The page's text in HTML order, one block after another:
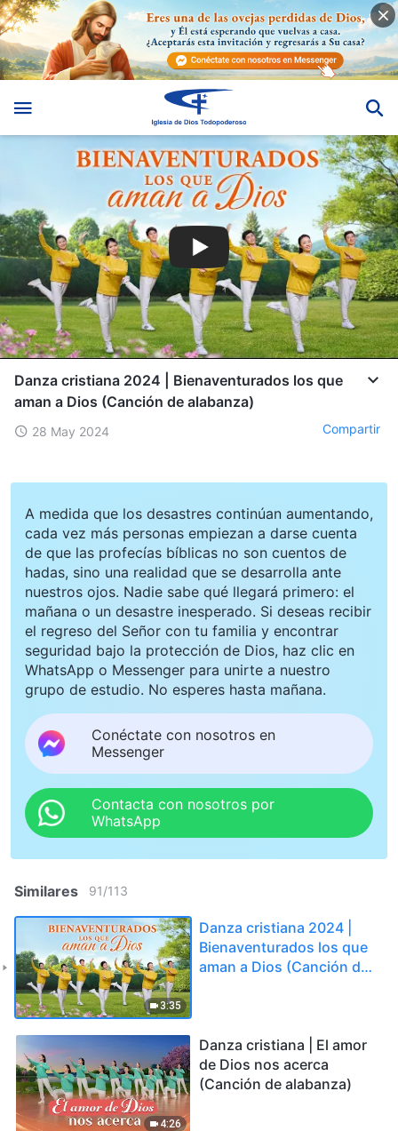
Danza cristiana 2024 | Bienaventurados los que
aman a Dios (Canción de alabanza)
28 May 2024 Compartir
A medida que los desastres continúan aumentando,
cada vez más personas empiezan a darse cuenta
de que las profecías bíblicas no son cuentos de
hadas, sino una realidad que se desarrolla ante
nuestros ojos. Nadie sabe qué llegará primero: el
mañana o un desastre inesperado. Si deseas recibir
el regreso del Señor con tu familia y encontrar
seguridad bajo la protección de Dios, haz clic en
WhatsApp o Messenger para unirte a nuestro
grupo de estudio. No esperes hasta mañana.
Conéctate con nosotros en
Messenger
Contacta con nosotros por
WhatsApp
Similares 91/113
3:35
Danza cristiana 2024 |
Bienaventurados los que
aman a Dios (Canción de
4:26
Danza cristiana | El amor
de Dios nos acerca
(Canción de alabanza)